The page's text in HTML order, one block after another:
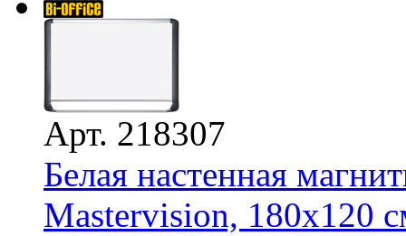
Арт. 218307
Белая настенная
Mastervision, 180х120